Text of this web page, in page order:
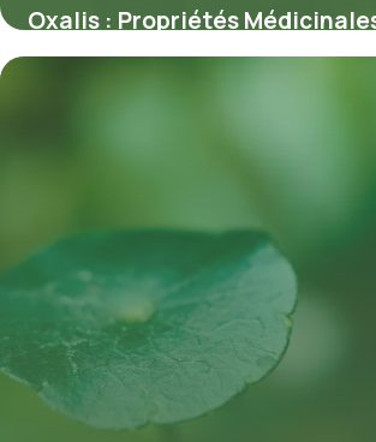
Oxalis : Propriétés
8 juillet 2026